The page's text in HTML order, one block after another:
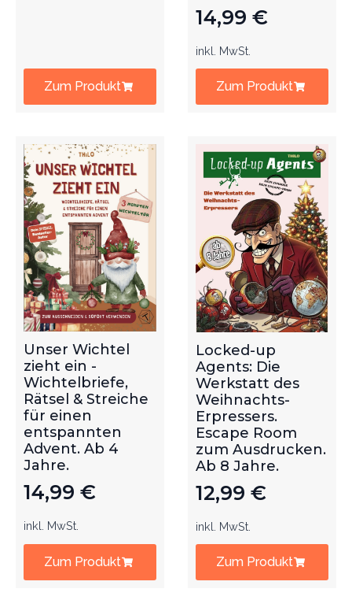
Zum Produkt
14,99 €
inkl. MwSt.
Zum Produkt
Unser Wichtel
zieht ein -
Wichtelbriefe,
Rätsel & Streiche
für einen
entspannten
Advent. Ab 4
Jahre.
14,99 €
inkl. MwSt.
Zum Produkt
Locked-up
Agents: Die
Werkstatt des
Weihnachts-
Erpressers.
Escape Room
zum Ausdrucken.
Ab 8 Jahre.
12,99 €
inkl. MwSt.
Zum Produkt